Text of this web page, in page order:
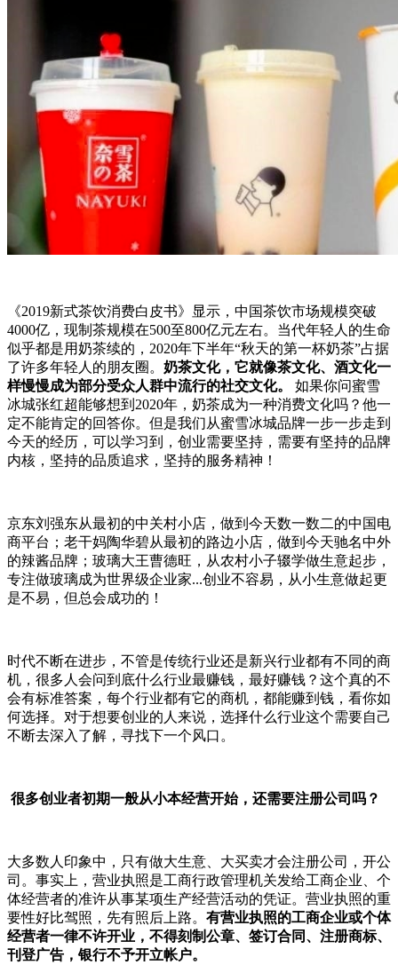
《2019新式茶饮消费白皮书》显示，中国茶饮市场规模突破
4000亿，现制茶规模在500至800亿元左右。当代年轻人的生命
似乎都是用奶茶续的，2020年下半年“秋天的第一杯奶茶”占据
了许多年轻人的朋友圈。 奶茶文化，它就像茶文化、酒文化一
样慢慢成为部分受众人群中流行的社交文化。
如果你问蜜雪
冰城张红超能够想到2020年，奶茶成为一种消费文化吗？他一
定不能肯定的回答你。但是我们从蜜雪冰城品牌一步一步走到
今天的经历，可以学习到，创业需要坚持，需要有坚持的品牌
内核，坚持的品质追求，坚持的服务精神！
京东刘强东从最初的中关村小店，做到今天数一数二的中国电
商平台；老干妈陶华碧从最初的路边小店，做到今天驰名中外
的辣酱品牌；玻璃大王曹德旺，从农村小子辍学做生意起步，
专注做玻璃成为世界级企业家...创业不容易，从小生意做起更
是不易，但总会成功的！
时代不断在进步，不管是传统行业还是新兴行业都有不同的商
机，很多人会问到底什么行业最赚钱，最好赚钱？这个真的不
会有标准答案，每个行业都有它的商机，都能赚到钱，看你如
何选择。对于想要创业的人来说，选择什么行业这个需要自己
不断去深入了解，寻找下一个风口。
很多创业者初期一般从小本经营开始，还需要注册公司吗？
大多数人印象中，只有做大生意、大买卖才会注册公司，开公
司。事实上，营业执照是工商行政管理机关发给工商企业、个
体经营者的准许从事某项生产经营活动的凭证。营业执照的重
要性好比驾照，先有照后上路。 有营业执照的工商企业或个体
经营者一律不许开业，不得刻制公章、签订合同、注册商标、
刊登广告，银行不予开立帐户。